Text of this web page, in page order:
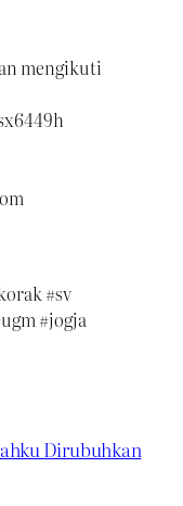
mengikuti
#sv
#jogja
Dirubuhkan